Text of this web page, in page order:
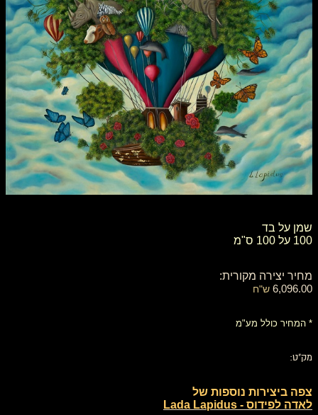
שמן על בד
100 על 100 ס"מ
מחיר יצירה מקורית:
6,096.00 ש"ח
* המחיר כולל מע"מ
מק"ט:
צפה ביצירות נוספות של
לאדה לפידוס - Lada Lapidus